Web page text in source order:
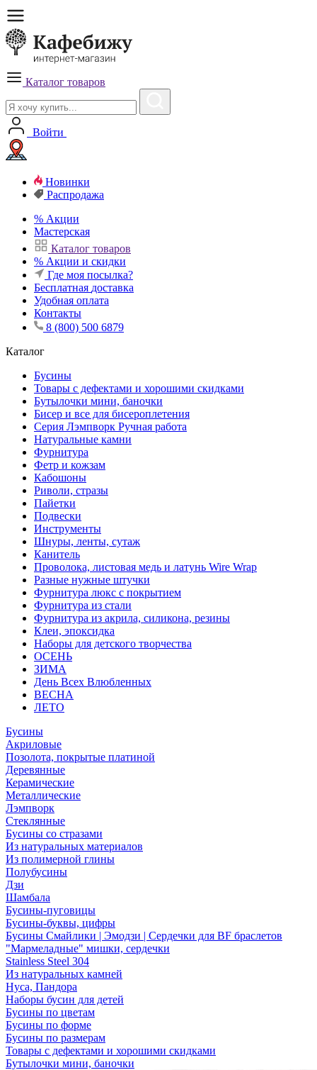
Каталог товаров
Войти
Новинки
Распродажа
% Акции
Мастерская
Каталог товаров
% Акции и скидки
Где моя посылка?
Бесплатная доставка
Удобная оплата
Контакты
8 (800) 500 6879
Каталог
Бусины
Товары с дефектами и хорошими скидками
Бутылочки мини, баночки
Бисер и все для бисероплетения
Серия Лэмпворк Ручная работа
Натуральные камни
Фурнитура
Фетр и кожзам
Кабошоны
Риволи, стразы
Пайетки
Подвески
Инструменты
Шнуры, ленты, сутаж
Канитель
Проволока, листовая медь и латунь Wire Wrap
Разные нужные штучки
Фурнитура люкс с покрытием
Фурнитура из стали
Фурнитура из акрила, силикона, резины
Клеи, эпоксидка
Наборы для детского творчества
ОСЕНЬ
ЗИМА
День Всех Влюбленных
ВЕСНА
ЛЕТО
Бусины
Акриловые
Позолота, покрытые платиной
Деревянные
Керамические
Металлические
Лэмпворк
Стеклянные
Бусины со стразами
Из натуральных материалов
Из полимерной глины
Полубусины
Дзи
Шамбала
Бусины-пуговицы
Бусины-буквы, цифры
Бусины Смайлики | Эмодзи | Сердечки для BF браслетов
"Мармеладные" мишки, сердечки
Stainless Steel 304
Из натуральных камней
Нуса, Пандора
Наборы бусин для детей
Бусины по цветам
Бусины по форме
Бусины по размерам
Товары с дефектами и хорошими скидками
Бутылочки мини, баночки